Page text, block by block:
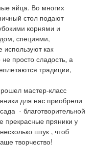
яйца. Во многих
стол подают
корнями и
специями,
как
просто сладость, а
традиции,
мастер-класс
для нас приобрели
- благотворительной
прекрасные пряники у
штук , чтоб
творчество!